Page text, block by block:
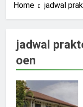
Home jadwal
jadwal
oen